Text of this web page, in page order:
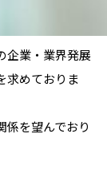
企業・業界発展
求めておりま
係を望んでおり